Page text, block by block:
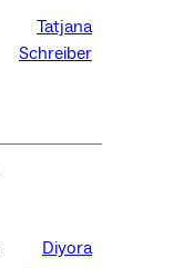
Tatjana
Schreiber
Diyora